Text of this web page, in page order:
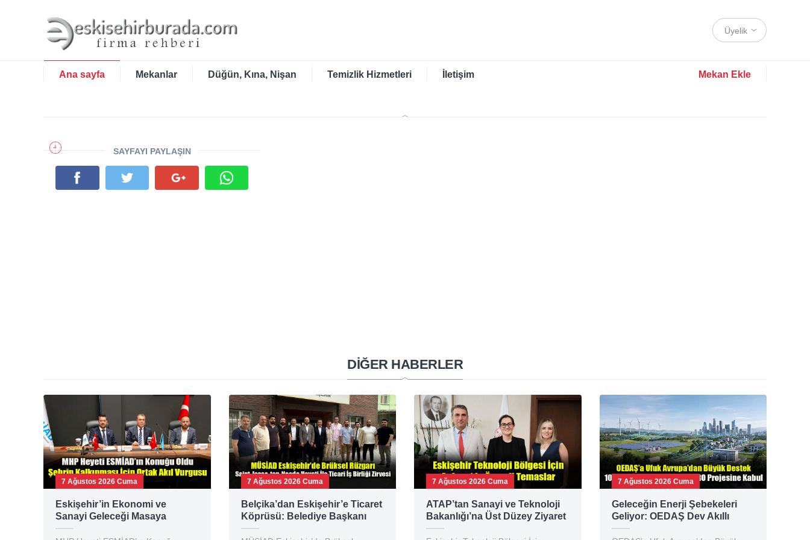
Üyelik
Ana sayfa Mekanlar Düğün, Kına, Nişan Temizlik Hizmetleri İletişim Mekan Ekle
SAYFAYI PAYLAŞIN
DİĞER HABERLER
7 Ağustos 2026 Cuma
Eskişehir’in Ekonomi ve
Sanayi Geleceği Masaya
Yatırıldı: ESMİAD ile MHP
7 Ağustos 2026 Cuma
Belçika’dan Eskişehir’e Ticaret
Köprüsü: Belediye Başkanı
Emir Kır MÜSİAD’ı Ziyaret Etti
7 Ağustos 2026 Cuma
ATAP’tan Sanayi ve Teknoloji
Bakanlığı’na Üst Düzey Ziyaret
7 Ağustos 2026 Cuma
Geleceğin Enerji Şebekeleri
Geliyor: OEDAŞ Dev Akıllı
Şebeke Konsorsiyumunda